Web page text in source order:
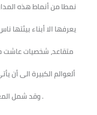
نمطا من أنماط هذه
يعرفها الا أبناء بيئتها
متقاعد، شخصيات عاشت
ألعوالم الكبيرة الى أن
وقد شمل المعرض كتالوج خاص بأعمال الفنان أسد عزّي .